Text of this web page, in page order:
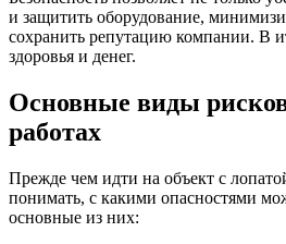
и защитить оборудование,
сохранить репутацию компании. В
здоровья и денег.
Основные виды
работах
Прежде чем идти на объект с
понимать, с какими опасностями
основные из них: